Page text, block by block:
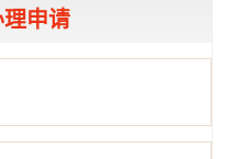
申请